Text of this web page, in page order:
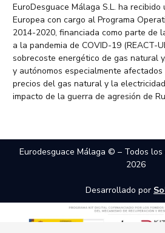
EuroDesguace Málaga S.L. ha
Europea con cargo al Programa
2014-2020, financiada como parte de
a la pandemia de COVID-19 (REACT-
sobrecoste energético de gas natural
y autónomos especialmente
precios del gas natural y la
impacto de la guerra de agresión de
Eurodesguace Málaga © – Todos
2026
Desarrollado por